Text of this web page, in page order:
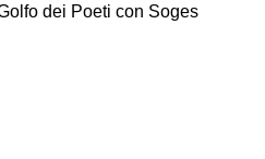
dei Poeti con Soges